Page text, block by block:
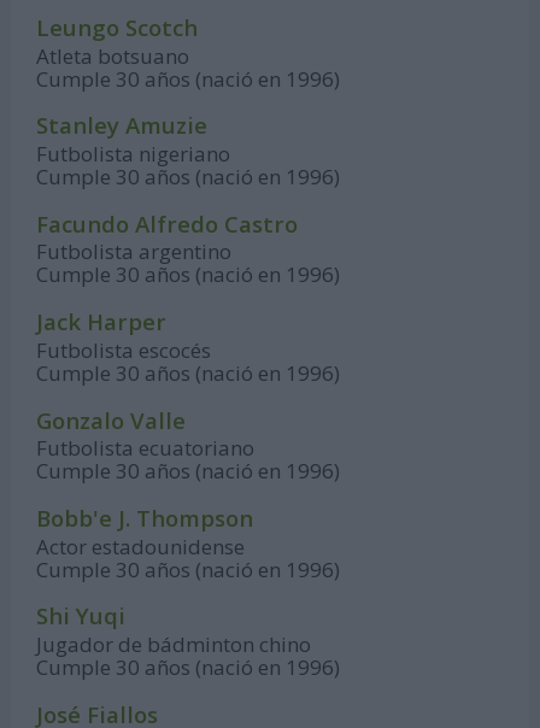
Leungo Scotch
Atleta botsuano
Cumple 30 años (nació en 1996)
Stanley Amuzie
Futbolista nigeriano
Cumple 30 años (nació en 1996)
Facundo Alfredo Castro
Futbolista argentino
Cumple 30 años (nació en 1996)
Jack Harper
Futbolista escocés
Cumple 30 años (nació en 1996)
Gonzalo Valle
Futbolista ecuatoriano
Cumple 30 años (nació en 1996)
Bobb'e J. Thompson
Actor estadounidense
Cumple 30 años (nació en 1996)
Shi Yuqi
Jugador de bádminton chino
Cumple 30 años (nació en 1996)
José Fiallos